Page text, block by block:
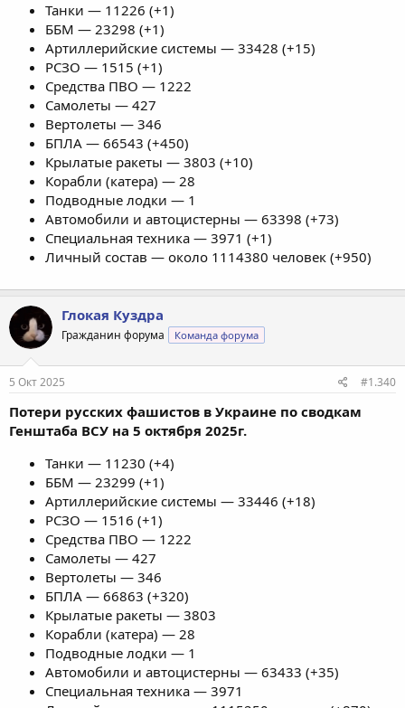
Танки — 11226 (+1)
ББМ — 23298 (+1)
Артиллерийские системы — 33428 (+15)
РСЗО — 1515 (+1)
Средства ПВО — 1222
Самолеты — 427
Вертолеты — 346
БПЛА — 66543 (+450)
Крылатые ракеты — 3803 (+10)
Корабли (катера) — 28
Подводные лодки — 1
Автомобили и автоцистерны — 63398 (+73)
Специальная техника — 3971 (+1)
Личный состав — около 1114380 человек (+950)
Глокая Куздра
Гражданин форума Команда форума
5 Окт 2025 #1.340
Потери русских фашистов в Украине по сводкам
Генштаба ВСУ на 5 октября 2025г.
Танки — 11230 (+4)
ББМ — 23299 (+1)
Артиллерийские системы — 33446 (+18)
РСЗО — 1516 (+1)
Средства ПВО — 1222
Самолеты — 427
Вертолеты — 346
БПЛА — 66863 (+320)
Крылатые ракеты — 3803
Корабли (катера) — 28
Подводные лодки — 1
Автомобили и автоцистерны — 63433 (+35)
Специальная техника — 3971